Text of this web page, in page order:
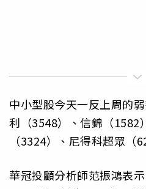
中小型股今天一反上周的
利（3548）、信錦（1582
（3324）、尼得科超眾（
華冠投顧分析師范振鴻表